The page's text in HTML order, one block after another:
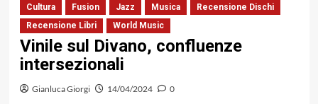
Cultura Fusion Jazz Musica
Recensione Dischi
Recensione Libri
World Music
Vinile sul Divano, confluenze
intersezionali
Gianluca Giorgi 14/04/2024 0